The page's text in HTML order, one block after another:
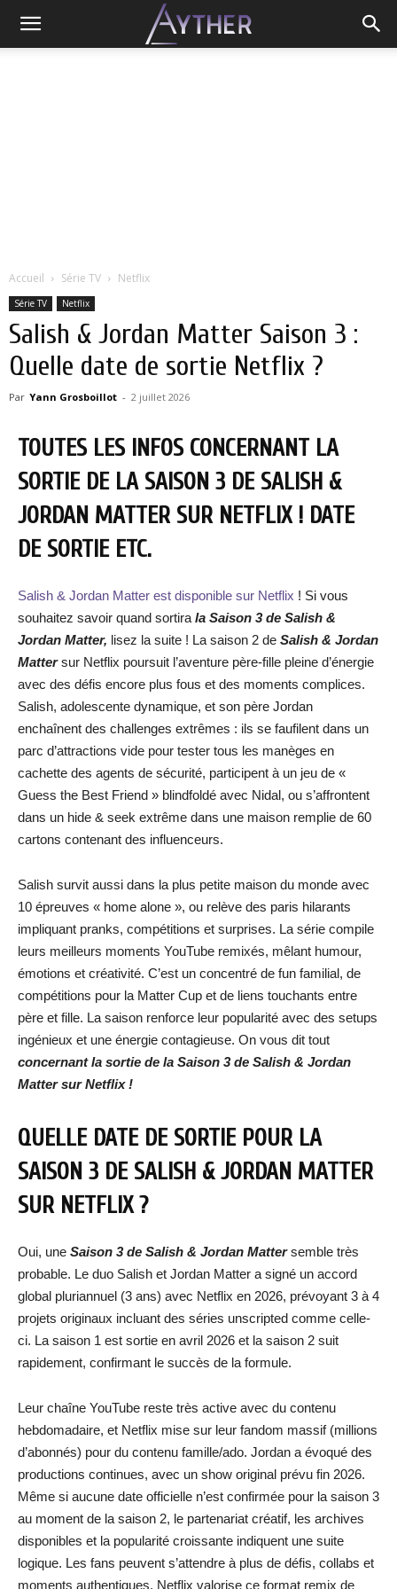
Accueil Série TV Netflix
Série TV Netflix
Salish & Jordan Matter Saison 3 :
Quelle date de sortie Netflix ?
Par Yann Grosboillot - 2 juillet 2026
TOUTES LES INFOS CONCERNANT LA
SORTIE DE LA SAISON 3 DE SALISH &
JORDAN MATTER SUR NETFLIX ! DATE
DE SORTIE ETC.
Salish & Jordan Matter est disponible sur Netflix ! Si vous
souhaitez savoir quand sortira la Saison 3 de Salish &
Jordan Matter, lisez la suite ! La saison 2 de Salish & Jordan
Mattersur Netflix poursuit l’aventure père-fille pleine d’énergie
avec des défis encore plus fous et des moments complices.
Salish, adolescente dynamique, et son père Jordan
enchaînent des challenges extrêmes : ils se faufilent dans un
parc d’attractions vide pour tester tous les manèges en
cachette des agents de sécurité, participent à un jeu de «
Guess the Best Friend » blindfoldé avec Nidal, ou s’affrontent
dans un hide & seek extrême dans une maison remplie de 60
cartons contenant des influenceurs.
Salish survit aussi dans la plus petite maison du monde avec
10 épreuves « home alone », ou relève des paris hilarants
impliquant pranks, compétitions et surprises. La série compile
leurs meilleurs moments YouTube remixés, mêlant humour,
émotions et créativité. C’est un concentré de fun familial, de
compétitions pour la Matter Cup et de liens touchants entre
père et fille. La saison renforce leur popularité avec des setups
ingénieux et une énergie contagieuse. On vous dit tout
concernant la sortie de la Saison 3 de Salish & Jordan
Matter sur Netflix !
QUELLE DATE DE SORTIE POUR LA
SAISON 3 DE SALISH & JORDAN MATTER
SUR NETFLIX ?
Oui, une Saison 3 de Salish & Jordan Mattersemble très
probable. Le duo Salish et Jordan Matter a signé un accord
global pluriannuel (3 ans) avec Netflix en 2026, prévoyant 3 à 4
projets originaux incluant des séries unscripted comme celle-
ci. La saison 1 est sortie en avril 2026 et la saison 2 suit
rapidement, confirmant le succès de la formule.
Leur chaîne YouTube reste très active avec du contenu
hebdomadaire, et Netflix mise sur leur fandom massif (millions
d’abonnés) pour du contenu famille/ado. Jordan a évoqué des
productions continues, avec un show original prévu fin 2026.
Même si aucune date officielle n’est confirmée pour la saison 3
au moment de la saison 2, le partenariat créatif, les archives
disponibles et la popularité croissante indiquent une suite
logique. Les fans peuvent s’attendre à plus de défis, collabs et
moments authentiques. Netflix valorise ce format remix de